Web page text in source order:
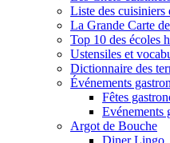
Liste des cuisiniers
La Grande Carte
Top 10 des écoles
Ustensiles et
Dictionnaire des
Événements
Fêtes
Evénements
Argot de Bouche